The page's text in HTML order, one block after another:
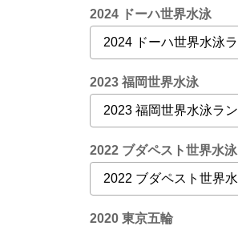
2024 ドーハ世界水泳
2023 福岡世界水泳
2022 ブダペスト世界水泳
2020 東京五輪